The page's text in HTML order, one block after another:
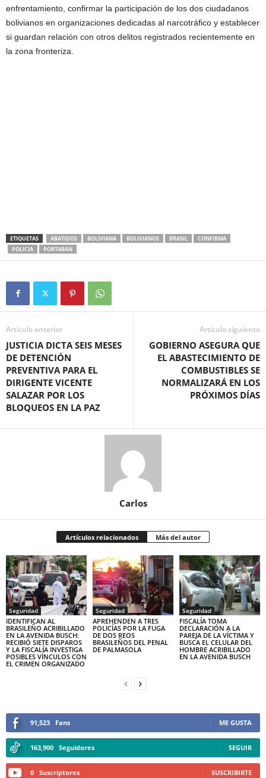
enfrentamiento, confirmar la participación de los dos ciudadanos
bolivianos en organizaciones dedicadas al narcotráfico y establecer
si guardan relación con otros delitos registrados recientemente en
la zona fronteriza.
ETIQUETAS ABATIDOS BOLIVIANA BOLIVIANOS BRASIL
CONFIRMA
POLICIA
PORTABAN
Artículo anterior
JUSTICIA DICTA SEIS MESES
DE DETENCIÓN
PREVENTIVA PARA EL
DIRIGENTE VICENTE
SALAZAR POR LOS
BLOQUEOS EN LA PAZ
Artículo siguiente
GOBIERNO ASEGURA QUE
EL ABASTECIMIENTO DE
COMBUSTIBLES SE
NORMALIZARÁ EN LOS
PRÓXIMOS DÍAS
Carlos
Artículos relacionados Más del autor
Seguridad
IDENTIFICAN AL
BRASILEÑO ACRIBILLADO
EN LA AVENIDA BUSCH:
RECIBIÓ SIETE DISPAROS
Y LA FISCALÍA INVESTIGA
POSIBLES VÍNCULOS CON
EL CRIMEN ORGANIZADO
Seguridad
APREHENDEN A TRES
POLICÍAS POR LA FUGA
DE DOS REOS
BRASILEÑOS DEL PENAL
DE PALMASOLA
Seguridad
FISCALÍA TOMA
DECLARACIÓN A LA
PAREJA DE LA VÍCTIMA Y
BUSCA EL CELULAR DEL
HOMBRE ACRIBILLADO
EN LA AVENIDA BUSCH
91,523 Fans ME GUSTA
163,900 Seguidores SEGUIR
0 Suscriptores SUSCRIBIRTE